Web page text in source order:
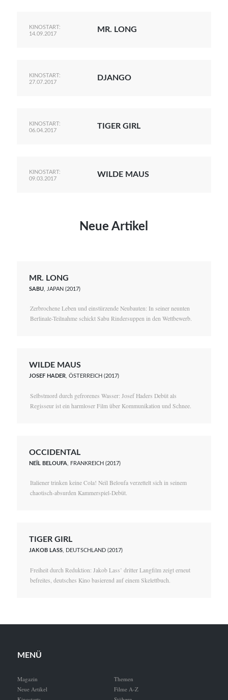
KINOSTART:
14.09.2017
MR. LONG
KINOSTART:
27.07.2017
DJANGO
KINOSTART:
06.04.2017
TIGER GIRL
KINOSTART:
09.03.2017
WILDE MAUS
Neue Artikel
MR. LONG
SABU , JAPAN (2017)
Zerbrochene Leben und einstürzende Neubauten: In seiner neunten
Berlinale-Teilnahme schickt Sabu Rindersuppen in den Wettbewerb.
WILDE MAUS
JOSEF HADER, ÖSTERREICH (2017)
Selbstmord durch gefrorenes Wasser: Josef Haders Debüt als
Regisseur ist ein harmloser Film über Kommunikation und Schnee.
OCCIDENTAL
NEÏL BELOUFA , FRANKREICH (2017)
Italiener trinken keine Cola! Neïl Beloufa verzettelt sich in seinem
chaotisch-absurden Kammerspiel-Debüt.
TIGER GIRL
JAKOB LASS , DEUTSCHLAND (2017)
Freiheit durch Reduktion: Jakob Lass’ dritter Langfilm zeigt erneut
befreites, deutsches Kino basierend auf einem Skelettbuch.
MENÜ
Magazin
Neue Artikel
Themen
Filme A-Z